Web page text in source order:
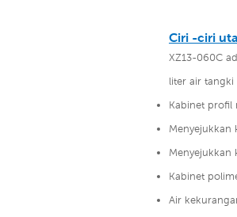
Ciri -ciri
XZ13-060C
liter air tangki
Kabinet profil
Menyejukkan
Menyejukkan
Kabinet
Air